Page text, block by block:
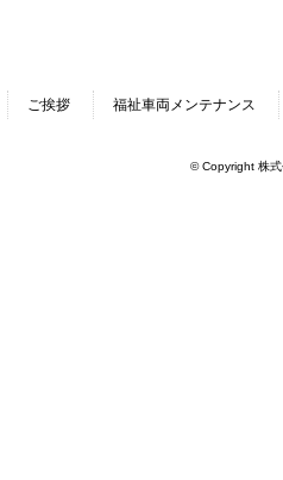
ご挨拶 福祉車両メンテナンス
© Copyright 株